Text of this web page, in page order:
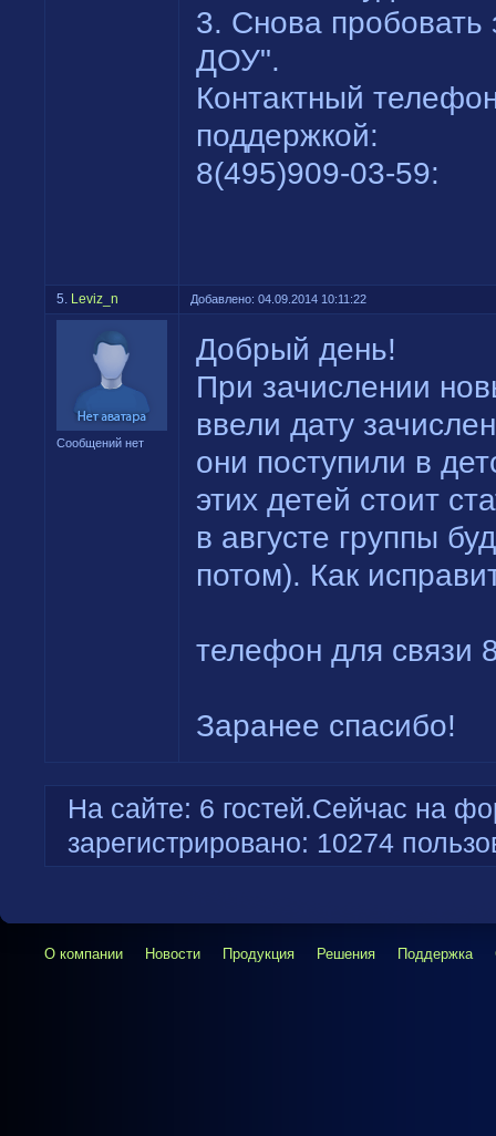
3. Снова пробовать
ДОУ".
Контактный
поддержкой:
8(495)909-03-59:
5. Leviz_n Добавлено: 04.09.2014 10:11:22
Сообщений нет
Добрый день!
При зачислении
ввели дату
они поступили в
этих детей стоит
в августе группы
потом). Как
телефон для связи
Заранее спасибо!
На сайте: 6 гостей.Сейчас на
зарегистрировано: 10274
О компании Новости Продукция Решения Поддержка